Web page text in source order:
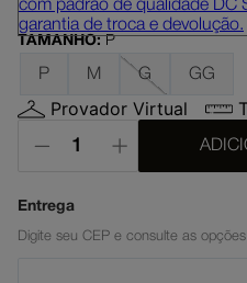
TAMANHO: P
P M G GG
Provador Virtual
10º black sabbath